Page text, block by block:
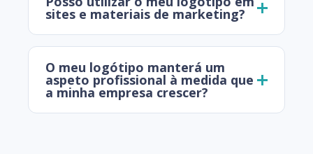
sites e materiais de marketing?
O meu logótipo manterá um
aspeto profissional à medida que
a minha empresa crescer?